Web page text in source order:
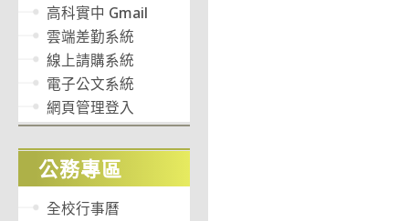
高科實中 Gmail
雲端差勤系統
線上請購系統
電子公文系統
網頁管理登入
公務專區
全校行事曆